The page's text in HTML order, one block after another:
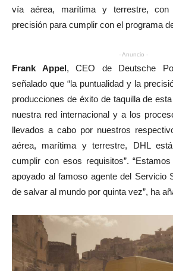
vía aérea, marítima y terrestre, con
precisión para cumplir con el programa
- Anuncio -
Frank Appel, CEO de Deutsche
señalado que “la puntualidad y la
producciones de éxito de taquilla de
nuestra red internacional y a los
llevados a cabo por nuestros
aérea, marítima y terrestre, DHL
cumplir con esos requisitos”.
apoyado al famoso agente del Servicio
de salvar al mundo por quinta vez”, ha